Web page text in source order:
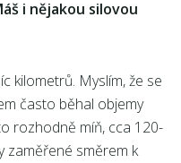
i nějakou silovou
kilometrů. Myslím, že se
často běhal objemy
rozhodně míň, cca 120-
zaměřené směrem k